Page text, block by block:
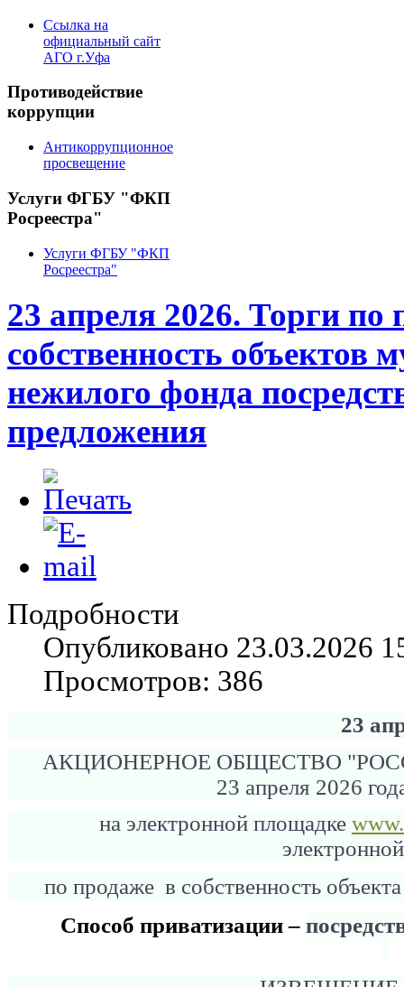
Ссылка на
официальный сайт
АГО г.Уфа
Противодействие
коррупции
Антикоррупционное
просвещение
Услуги ФГБУ "ФКП
Росреестра"
Услуги ФГБУ "ФКП
Росреестра"
23 апреля 2026. Торги по
собственность объектов
нежилого фонда
предложения
Подробности
Опубликовано 23.03.2026
Просмотров: 386
23
АКЦИОНЕРНОЕ ОБЩЕСТВО
23 апреля 2026
на электронной площадке
по продаже в собственность
Способ приватизации –